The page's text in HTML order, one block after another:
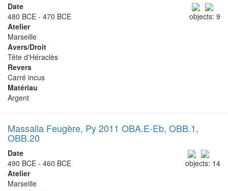
objects: 9
Date
480 BCE - 470 BCE
Atelier
Marseille
Avers/Droit
Tête d'Héraclès
Revers
Carré incus
Matériau
Argent
Massalia Feugère, Py 2011 OBA.E-Eb, OBB.1,
OBB.20
objects: 14
Date
490 BCE - 460 BCE
Atelier
Marseille